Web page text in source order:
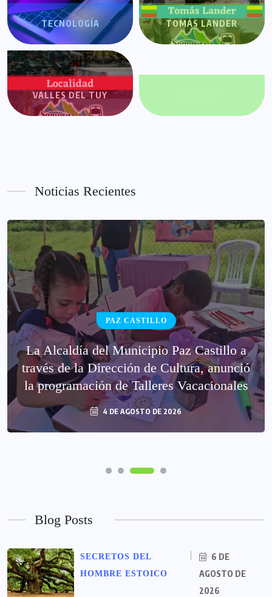
TECNOLOGÍA TOMÁS LANDER
VALLES DEL TUY
Noticias Recientes
SIMÓN BOLÍVAR
Alcaldía de Simón Bolívar conmemora el
Día Internacional de la Planificación
Familiar
4 DE AGOSTO DE 2026
Blog Posts
SECRETOS DEL
HOMBRE ESTOICO
6 DE
AGOSTO DE
2026